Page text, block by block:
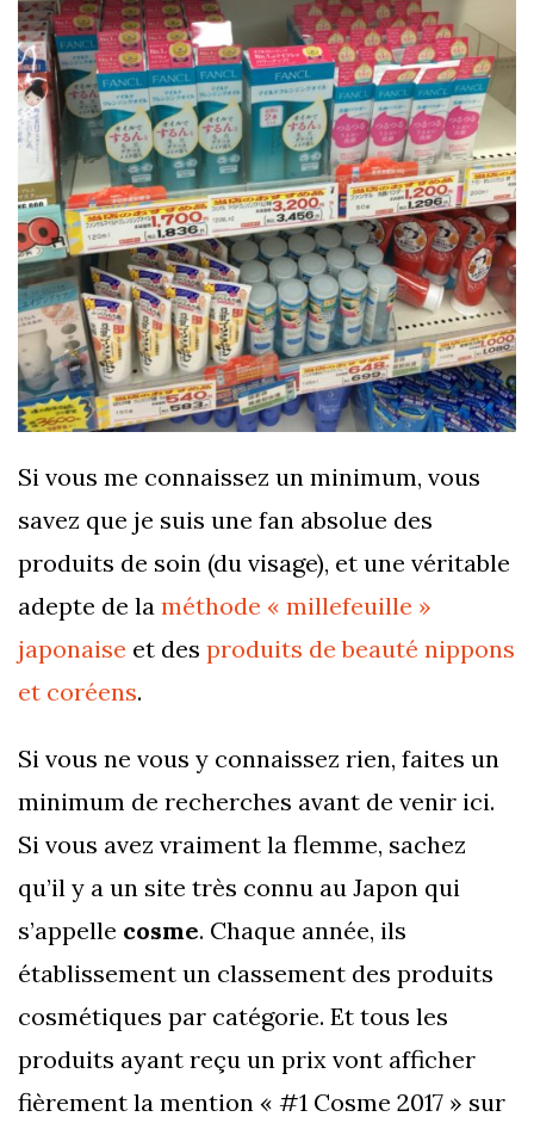
Si vous me connaissez un minimum, vous
savez que je suis une fan absolue des
produits de soin (du visage), et une véritable
adepte de la méthode « millefeuille »
japonaise et des produits de beauté nippons
et coréens.
Si vous ne vous y connaissez rien, faites un
minimum de recherches avant de venir ici.
Si vous avez vraiment la flemme, sachez
qu’il y a un site très connu au Japon qui
s’appelle cosme. Chaque année, ils
établissement un classement des produits
cosmétiques par catégorie. Et tous les
produits ayant reçu un prix vont afficher
fièrement la mention « #1 Cosme 2017 » sur